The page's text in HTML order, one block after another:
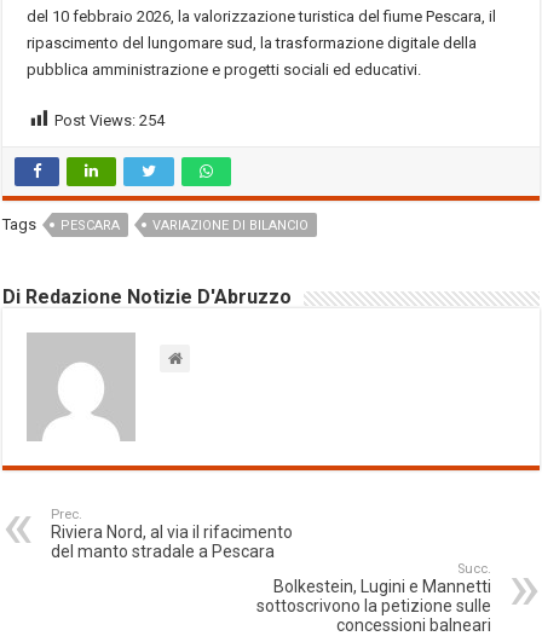
del 10 febbraio 2026, la valorizzazione turistica del fiume Pescara, il
ripascimento del lungomare sud, la trasformazione digitale della
pubblica amministrazione e progetti sociali ed educativi.
Post Views: 254
Tags PESCARA VARIAZIONE DI BILANCIO
Di Redazione Notizie D'Abruzzo
Prec.
Riviera Nord, al via il rifacimento
del manto stradale a Pescara
Succ.
Bolkestein, Lugini e Mannetti
sottoscrivono la petizione sulle
concessioni balneari